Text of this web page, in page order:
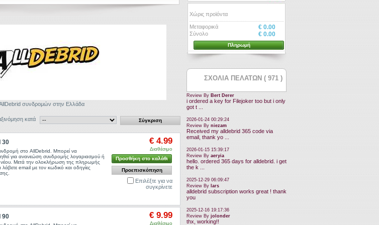
συνδρομών στην Ελλάδα
κατά
30
στο AllDebrid. Μπορεί να
για ανανεώση συνδρομής λογαριασμού ή
νέου. Μετά την ολοκλήρωση της πληρωμής
λάβετε email με τον κωδικό και οδηγίες
€ 4.99
Διαθέσιμο
Προσθήκη στο καλάθι
Προεπισκόπηση
Επιλέξτε για να
συγκρίνετε
90 € 9.99
Διαθέσιμο
Χώρις προϊόντα
Μεταφορικά € 0.00
Σύνολο € 0.00
Πληρωμή
ΣΧΟΛΙΑ ΠΕΛΑΤΩΝ ( 971 )
Review By Bert Derer
i ordered a key for Filejoker too but i only
got t ...
2026-01-24 00:29:24
Review By niezam
Received my alldebrid 365 code via
email, thank yo ...
2026-01-15 15:39:17
Review By aeryia
hello. ordered 365 days for alldebrid. i get
the k ...
2025-12-29 06:09:47
Review By lars
alldebrid subscription works great ! thank
you
2025-12-16 19:17:36
Review By jolonder
thx, working!!